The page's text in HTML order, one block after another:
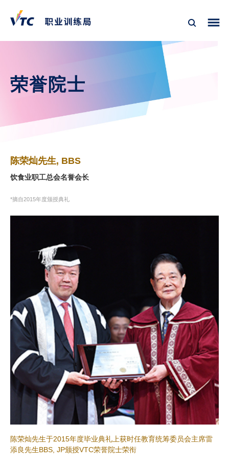
荣誉院士
陈荣灿先生, BBS
饮食业职工总会名誉会长
*摘自2015年度颁授典礼
陈荣灿先生于2015年度毕业典礼上获时任教育统筹委员会主席雷
添良先生BBS, JP颁授VTC荣誉院士荣衔